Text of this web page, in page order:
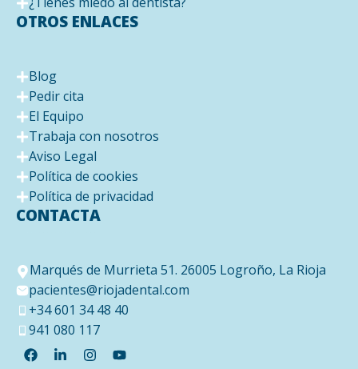
OTROS ENLACES
Blog
Pedir cita
El Equipo
Trabaja con nosotros
Aviso Legal
Política de cookies
Política de privacidad
CONTACTA
Marqués de Murrieta 51. 26005 Logroño, La Rioja
pacientes@riojadental.com
+34 601 34 48 40
941 080 117